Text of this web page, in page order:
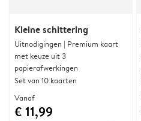
Kleine schittering
Uitnodigingen | Premium kaart
met keuze uit 3
papierafwerkingen
Set van 10 kaarten
Vanaf
€ 11,99